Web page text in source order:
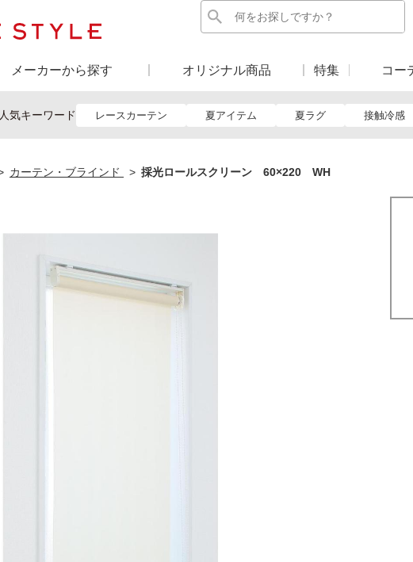
メーカーから探す オリジナル商品 特集 コー
人気キーワード レースカーテン 夏アイテム 夏ラグ 接触冷感
カーテン・ブラインド 採光ロールスクリーン 60×220 WH